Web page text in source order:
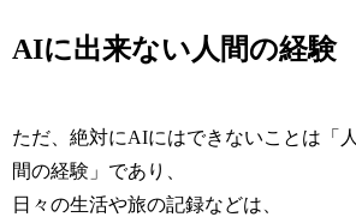
AIに出来ない人間の経験
ただ、絶対にAIにはできないことは「人
間の経験」であり、
日々の生活や旅の記録などは、